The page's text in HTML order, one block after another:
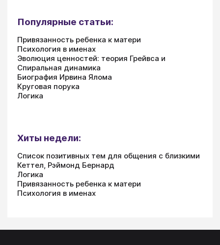
Популярные статьи:
Привязанность ребенка к матери
Психология в именах
Эволюция ценностей: теория Грейвса и
Спиральная динамика
Биография Ирвина Ялома
Круговая порука
Логика
Хиты недели:
Список позитивных тем для общения с близкими
Кеттел, Рэймонд Бернард
Логика
Привязанность ребенка к матери
Психология в именах